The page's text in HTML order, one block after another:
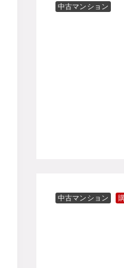
中古マンション
中古マンション